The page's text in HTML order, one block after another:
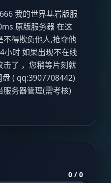
我的世界基岩版服
原版服务器 在这
不得欺负他人,抢夺他
小时 如果出现不在线
击了 ，您稍等片刻就
( qq:3907708442)
服务器管理(需考核)
0 / 0